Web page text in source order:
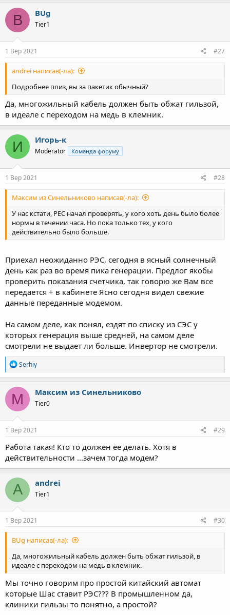
B BUg
Tier1
1 Вер 2021 #27
andrei написав(-ла):
Подробнее плиз, вы за пакетик обычный?
Да, многожильный кабель должен быть обжат гильзой,
в идеале с переходом на медь в клемник.
И Игорь-к
Moderator Команда форуму
1 Вер 2021 #28
Максим из Синельниково написав(-ла):
У нас кстати, РЕС начал проверять, у кого хоть день было более
нормы в течении часа. Но пока только тех, у кого
действительно было больше.
Приехал неожиданно РЭС, сегодня в ясный солнечный
день как раз во время пика генерации. Предлог якобы
проверить показания счетчика, так говорю же Вам все
передается + в кабинете Ясно сегодня видел свежие
данные переданные модемом.
На самом деле, как понял, ездят по списку из СЭС у
которых генерация выше средней, на самом деле
смотрели не выдает ли больше. Инвертор не смотрели.
Р
е
а
к
ц
і
ї
:
Serhiy
М Максим из Синельниково
Tier0
1 Вер 2021 #29
Работа такая! Кто то должен ее делать. Хотя в
действительности ...зачем тогда модем?
A andrei
Tier1
1 Вер 2021 #30
BUg написав(-ла):
Да, многожильный кабель должен быть обжат гильзой, в
идеале с переходом на медь в клемник.
Мы точно говорим про простой китайский автомат
которые Шас ставит РЭС??? В промышленном да,
клиники гильзы то понятно, а простой?